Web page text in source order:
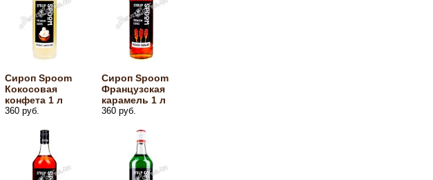
Сироп Spoom
Кокосовая
конфета 1 л
360 руб.
Сироп Spoom
Французская
карамель 1 л
360 руб.